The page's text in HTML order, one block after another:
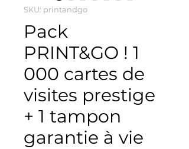
SKU: printandgo
Pack
PRINT&GO ! 1
000 cartes de
visites prestige
+ 1 tampon
garantie à vie